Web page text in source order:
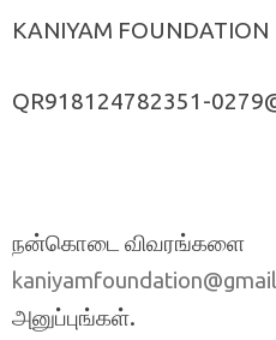
KANIYAM FOUNDATION
QR918124782351-
நன்கொடை விவரங்களை
அனுப்புங்கள்.